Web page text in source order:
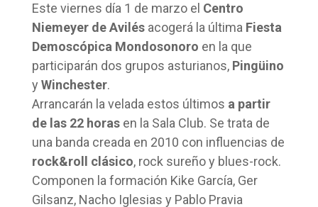
Este viernes día 1 de marzo el Centro
Niemeyer de Avilésacogerá la última Fiesta
Demoscópica Mondosonoro en la que
participarán dos grupos asturianos, Pingüino
y Winchester.
Arrancarán la velada estos últimos a partir
de las 22 horasen la Sala Club. Se trata de
una banda creada en 2010 con influencias de
rock&roll clásico, rock sureño y blues-rock.
Componen la formación Kike García, Ger
Gilsanz, Nacho Iglesias y Pablo Pravia